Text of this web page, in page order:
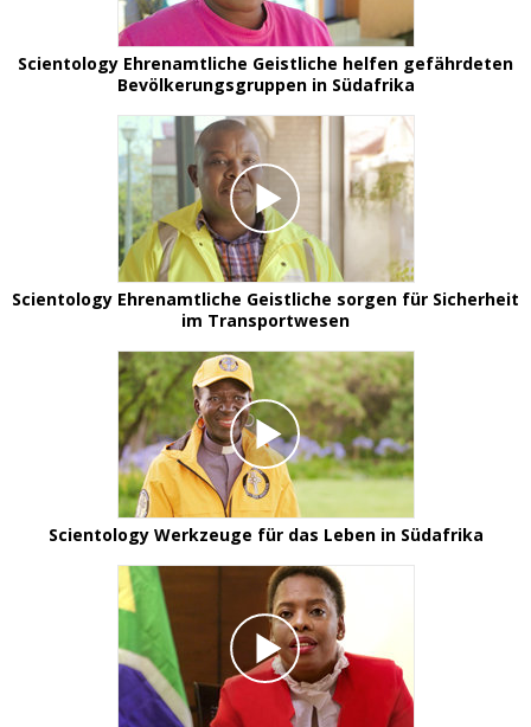
Scientology Ehrenamtliche Geistliche helfen gefährdeten
Bevölkerungsgruppen in Südafrika
Scientology Ehrenamtliche Geistliche sorgen für Sicherheit
im Transportwesen
Scientology Werkzeuge für das Leben in Südafrika